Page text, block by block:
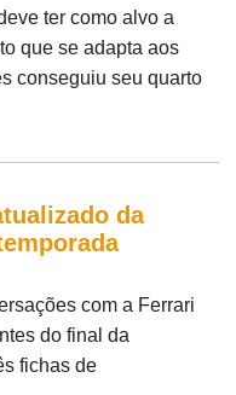
ter como alvo a
que se adapta aos
conseguiu seu quarto
da
com a Ferrari
do final da
fichas de